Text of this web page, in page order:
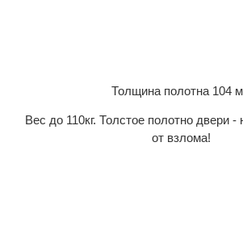
Толщина полотна 104
Вес до 110кг. Толстое полотно двери
от взлома!